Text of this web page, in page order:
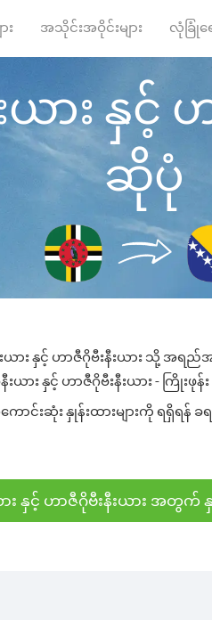
း အသိုင်းအဝိုင်းများ လုံခြုံရ
ား နှင့်
ဆိုပုံ
ယား နှင့် ဟာဇီဂိုဗီးနီးယား သို့ အရ
းယား နှင့် ဟာဇီဂိုဗီးနီးယား - က
ာင်းဆုံး နှုန်းထားများကို ရရှိ
း နှင့် ဟာဇီဂိုဗီးနီးယား အတွက် နှု